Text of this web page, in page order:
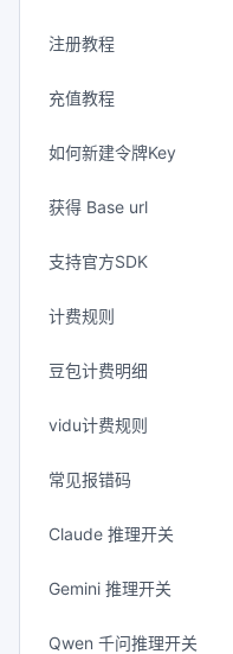
注册教程
充值教程
如何新建令牌Key
获得 Base url
支持官方SDK
计费规则
豆包计费明细
vidu计费规则
常见报错码
Claude 推理开关
Gemini 推理开关
Qwen 千问推理开关